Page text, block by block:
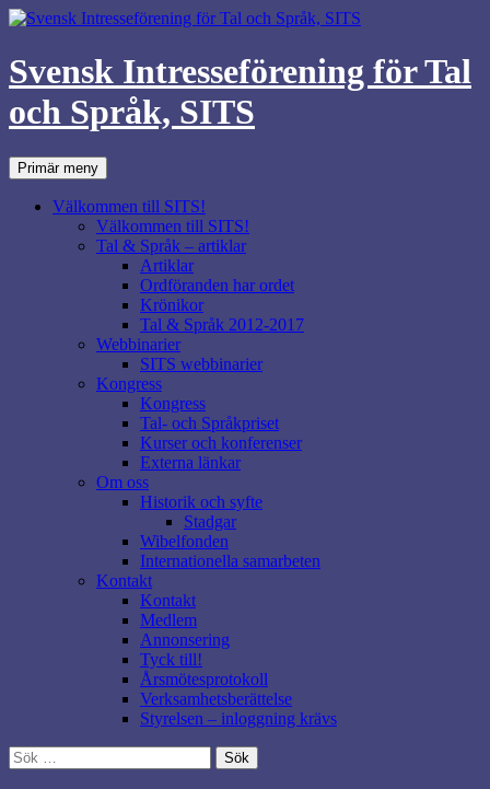
Svensk Intresseförening för Tal
och Språk, SITS
SökPrimär meny
till
innehåll
Välkommen till SITS!
Välkommen till SITS!
Tal & Språk – artiklar
Artiklar
Ordföranden har ordet
Krönikor
Tal & Språk 2012-2017
Webbinarier
SITS webbinarier
Kongress
Kongress
Tal- och Språkpriset
Kurser och konferenser
Externa länkar
Om oss
Historik och syfte
Stadgar
Wibelfonden
Internationella samarbeten
Kontakt
Kontakt
Medlem
Annonsering
Tyck till!
Årsmötesprotokoll
Verksamhetsberättelse
Styrelsen – inloggning krävs
Sök
efter: